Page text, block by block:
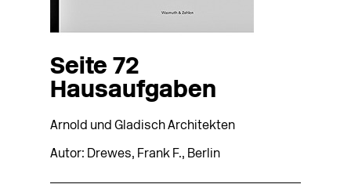
Seite 72
Hausaufgaben
Arnold und Gladisch Architekten
Autor: Drewes, Frank F., Berlin